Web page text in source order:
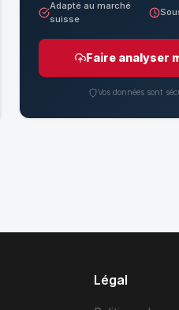
Adapté au marché
suisse
Faire analyser
Vos données sont
Légal